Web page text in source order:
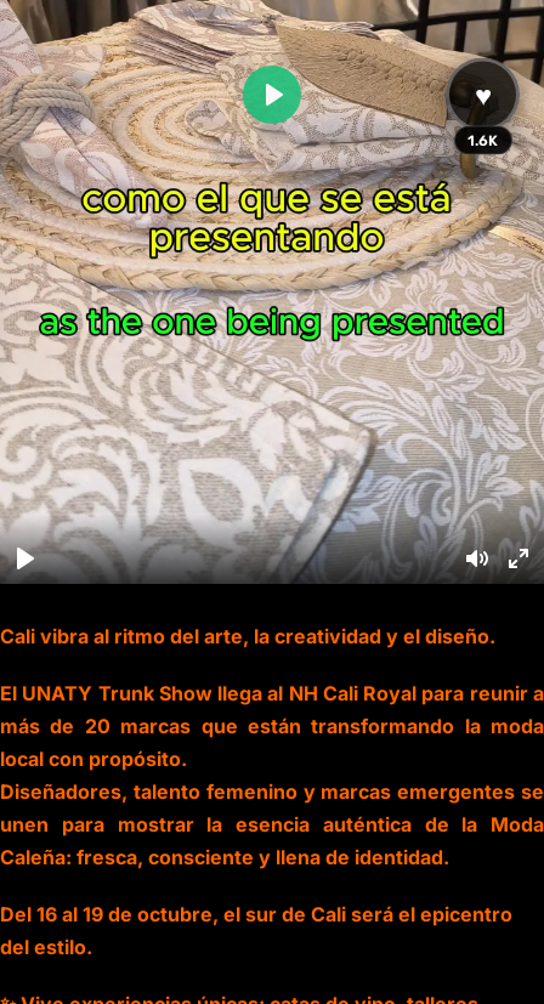
Cali vibra al ritmo del arte, la creatividad y el diseño.
El UNATY Trunk Show llega al NH Cali Royal para reunir a
más de 20 marcas que están transformando la moda
local con propósito.
Diseñadores, talento femenino y marcas emergentes se
unen para mostrar la esencia auténtica de la Moda
Caleña: fresca, consciente y llena de identidad.
Del 16 al 19 de octubre, el sur de Cali será el epicentro
del estilo.